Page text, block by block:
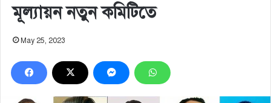
মূল্যায়ন নতুন কমিটিতে
May 25, 2023